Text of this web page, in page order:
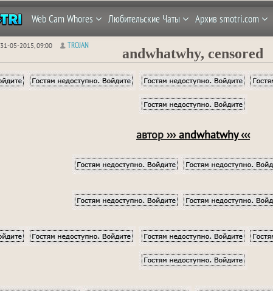
Web Cam Whores Любительские Чаты Архив smotri.com
31-05-2015, 09:00 TROJAN
andwhatwhy, censored
автор ›››andwhatwhy‹‹‹